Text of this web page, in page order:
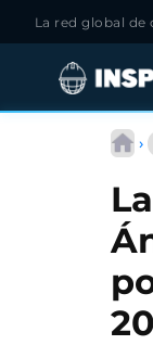
La red global
›